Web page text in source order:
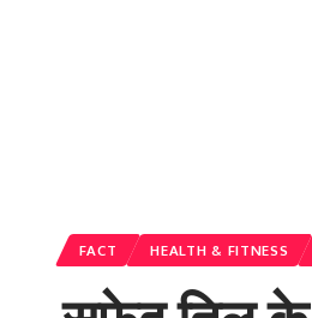
FACT HEALTH & FITNESS